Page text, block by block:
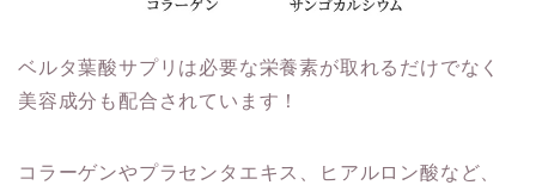
ベルタ葉酸サプリは必要な栄養素が取れるだけでなく
美容成分も配合されています！
コラーゲンやプラセンタエキス、ヒアルロン酸など、